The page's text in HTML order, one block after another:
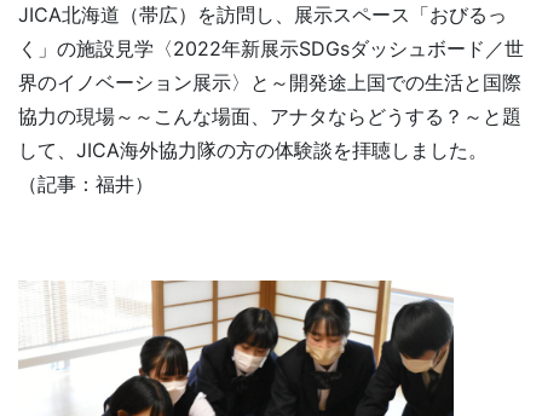
JICA北海道（帯広）を訪問し、展示スペース「おびるっ
く」の施設見学〈2022年新展示SDGsダッシュボード／世
界のイノベーション展示〉と～開発途上国での生活と国際
協力の現場～～こんな場面、アナタならどうする？～と題
して、JICA海外協力隊の方の体験談を拝聴しました。
（記事：福井）